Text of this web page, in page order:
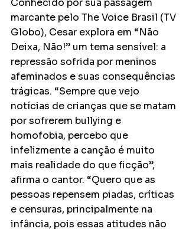
Conhecido por sua passagem
marcante pelo The Voice Brasil (TV
Globo), Cesar explora em “Não
Deixa, Não!” um tema sensível: a
repressão sofrida por meninos
afeminados e suas consequências
trágicas. “Sempre que vejo
notícias de crianças que se matam
por sofrerem bullying e
homofobia, percebo que
infelizmente a canção é muito
mais realidade do que ficção”,
afirma o cantor. “Quero que as
pessoas repensem piadas, críticas
e censuras, principalmente na
infância, pois essas atitudes não